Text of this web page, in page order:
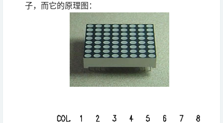
子，而它的原理图：